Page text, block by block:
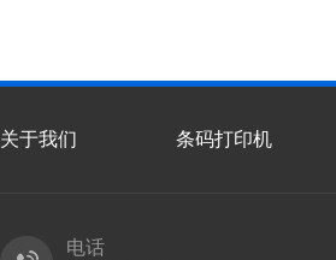
关于我们 条码打印机
电话